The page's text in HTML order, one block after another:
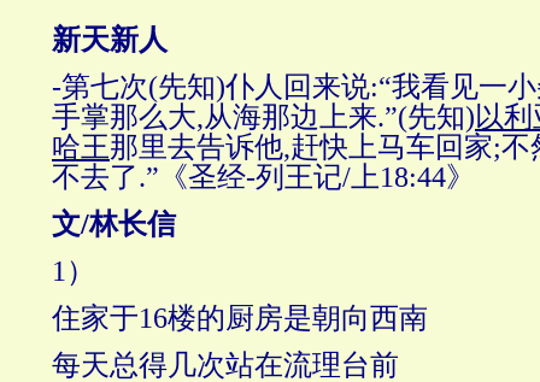
新天新人
-第七次(先知)仆人回来说:“我看见一
手掌那么大,从海那边上来.”(先知)以
哈王那里去告诉他,赶快上马车回家;
不去了.”《圣经-列王记/上18:44》
文/林长信
1）
住家于16楼的厨房是朝向西南
每天总得几次站在流理台前